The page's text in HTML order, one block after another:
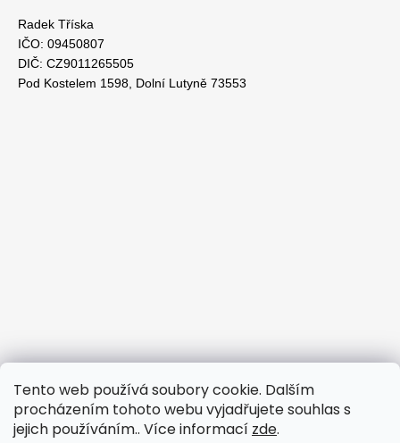
Tento web používá soubory cookie. Dalším
procházením tohoto webu vyjadřujete souhlas s
jejich používáním.. Více informací zde.
Radek Tříska
IČO: 09450807
DIČ: CZ9011265505
Pod Kostelem 1598, Dolní Lutyně 73553